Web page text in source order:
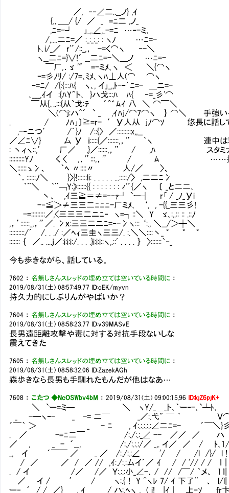
／, ‐‐∠二..__ノ} ,ｲ
{.､_＿/ {/ ／ _ =ﾆ二 ,ノ_
,ﾆ=-┘ ｣_,.∠,_-=ﾆ …‐-ミ､
/,....二ﾆ=／ :_:_:_: : ヽﾉ …ﾆ=-
ﾄ､i/_／ r'´/::_,， -=く⌒ヽ ‐-＼
ヽ__二ﾆ=}∨!´ __二ﾆ=-＼＿ノ …ﾆ=-
￣厂,．ゞ '" =-ミﾒ､ヽ ＜ ＼{⌒ヽ
ｰ=彡ﾉﾘ/ :/7=､ﾐﾒ､ヽﾊ⊥人(⌒ ⌒ヽ
ｰ=ﾆ/ /{:{:::ﾊ{ ヽ､, イ｣_,,ﾄ-‐´ﾆ=- ＿ニ=-
､___,ｲイ :{ﾊY＾ト､ }ハ戈:::ﾊ ﾊ{ ‐=_彡'⌒
￣从{､..:::{从`戈:ﾃ ´＾゛ﾑｲ 八 ＼ ⌒￣＼
＼(⌒j:ハ^´ ` _ ,ｲﾊj/⌒7⌒ヽ ｝ ⌒＼ 手強いって言
. / ﾉﾊ｣〕≧=r- ′У人从 jﾉ⌒ｿ 悠長に話してるのもあ
,-‐ニつ′ /´}ﾉ /::{〉 ／:::::::::x,,__
／∠ﾆ∨} 厶 У ｉ:::::{／:::::::,，'’ ｀ヽ 連中は粘り強く
: 丶ィヽ::,′ 厂／ ,}／::::::,，'’ / ,ﾊ スタミナがあっ
::::::::::Yﾉ く 〈 ,，'’:::,，'’ / ﾑ ……振り切る
＼::::::ゝ冫、 ｀ﾍ 〃::::〃 人/／ 〉、
`．::::::ﾉ＼ }〉}!::::::li: . . . . . ...:::::/〉 ,二二ﾆ冫
｀¨＼ ｀¨￢Y:》::::::{{ : : : : : : : ｨ'´{／ヽ 〔 _と二二､
丶、 ,ｲ三≧＝≠=‐‐ｧ┘ `ー┤ r｢ / _ﾉ_Уi
-‐≦＞≠三三二ﾆﾆﾆ-厂ミﾒ､ ‘, , -{{_三三彡!
-=:::::::::／,<三三三二ニﾆ‐ ヽ=┐::＼ Y ゞ､:,.:: :: .::ﾉ
,，’::::::_,，'’／. 冫ｘ:三三二ニﾆ=‐-冫ヽ::: ‘:., ＼__/＞┼＼
::::::::::/´ /. . ./ :／ﾍｨ三圭ヽ三三/. :.＼＼::::丶_ ° ° °
::::::: ｛ ／.. ....j／:i:i:i:/. . . .}i:i:i::ヽ,.::ﾞ . . . . ｝ 〉:::::::｀‐_
今も歩きながら、話している。
7602 ： 名無しさんスレッドの埋め立ては空いている時間に ：
2019/08/31(土) 08:57:49.77 ID:oEK/myvn
持久力的にしぶりんがやばいか？
7604 ： 名無しさんスレッドの埋め立ては空いている時間に ：
2019/08/31(土) 08:58:23.77 ID:v39MASvE
長男遠距離攻撃や毒に対する対抗手段ないしな
震えてきた
7605 ： 名無しさんスレッドの埋め立ては空いている時間に ：
2019/08/31(土) 08:58:32.06 ID:ZazekAGh
森歩きなら長男も手馴れたもんだが他はなあ…
7608 ： こたつ ◆NcOSWbv4bM ：2019/08/31(土) 09:00:15.96 ID:kjZ6pjK+
＼ `ー=ミ─ ＼ ヽY/_＿_ト､｀ー‐-､`┴ﾄ､
_ -─ヽｰ- _ -= 二￣ _／:.弋" ￣ ｀ Ｖ⌒
´￣｀ ＞ _ - ﾆ , ｲ:.:.:.:.:∠二ﾆ=- ´￣＼}
. ／ -=ﾆ二￣ /:./:.:_∠ -- ／／ ／ ハ ∧
／ , _ - ´__, /:./:.:.:/／ _,. イ／ ／ / ﾄ､
_, イ ´￣￣ ／ _ ／ /:./:.:∠ '/ / /l /}/ l !
/ ／ ／ / ／ // ,ｲ:./:.:厶イ´／ ｲ / / '// / / ｌ｜
. / イ /／ /／ Ｙ:.:.:小_∠-､ / // /￣/ ｀メ、 ｌ
／ イ / ′ / ヽ:.{！ Y ^ヽﾚ 7/ ｲ 下了¨㍉、 l/l|
ー‐ ´ / / ／} , ｲ / ハ:.ﾍヽ , (_i! |ｲ | 上ｰｿ fr卞